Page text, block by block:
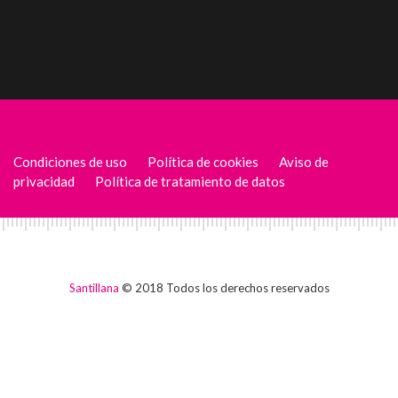
Condiciones de uso Política de cookies
Aviso de
privacidad
Política de tratamiento de datos
Santillana © 2018 Todos los derechos reservados